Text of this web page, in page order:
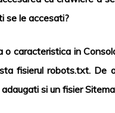
se le accesati?
o caracteristica in
fisierul robots.txt. De
si un fisier